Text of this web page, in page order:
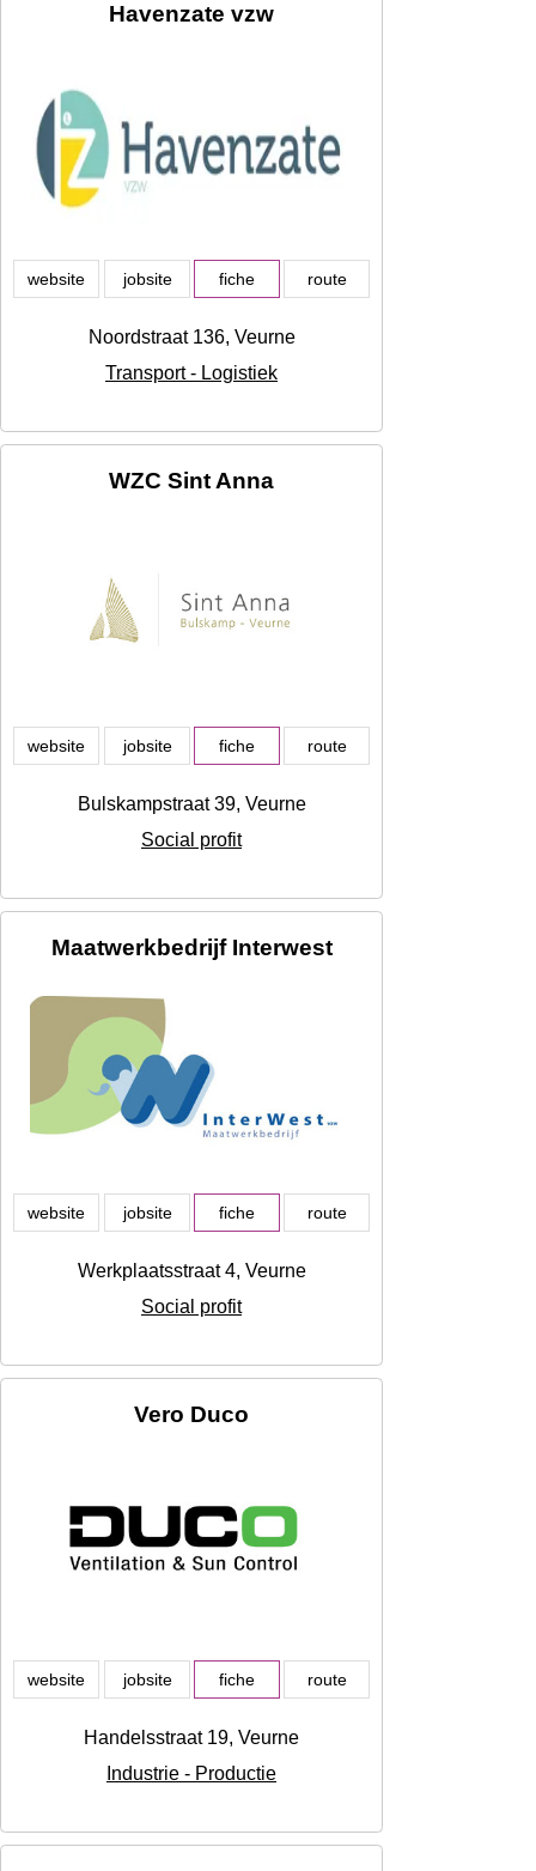
Havenzate vzw
website jobsite fiche route
Noordstraat 136, Veurne
Transport - Logistiek
WZC Sint Anna
website jobsite fiche route
Bulskampstraat 39, Veurne
Social profit
Maatwerkbedrijf Interwest
website jobsite fiche route
Werkplaatsstraat 4, Veurne
Social profit
Vero Duco
website jobsite fiche route
Handelsstraat 19, Veurne
Industrie - Productie